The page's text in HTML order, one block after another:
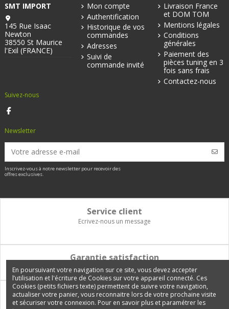
SMT IMPORT
145 Rue Isaac
Newton
38550 St Maurice
l'Exil (FRANCE)
Mon compte
Authentification
Historique de vos
commandes
Adresses
Suivi de
commande invité
Livraison France
et DOM TOM
Mentions légales
Conditions
générales
Paiement des
pièces tuning en 3
fois sans frais
Contactez-nous
Suivez-nous
Newsletter
Inscrivez-vous à notre newsletter pour recevoir des
offres exclusives.
Service client
Ecrivez-nous un message
Garantie satisfaction
Vous disposez de 14 jours pour changer d'avis et être remboursé
Paiement 100% sécurisé
Carte bancaire, PayPal, 3 fois sans frais, virement bancaire
En poursuivant votre navigation sur ce site, vous devez accepter
l’utilisation et l'écriture de Cookies sur votre appareil connecté. Ces
Cookies (petits fichiers texte) permettent de suivre votre navigation,
actualiser votre panier, vous reconnaitre lors de votre prochaine visite
et sécuriser votre connexion. Pour en savoir plus et paramétrer les